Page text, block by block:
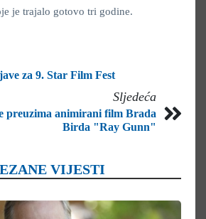
je trajalo gotovo tri godine.
za 9. Star Film Fest
Sljedeća
preuzima animirani film Brada
Birda "Ray Gunn"
VIJESTI